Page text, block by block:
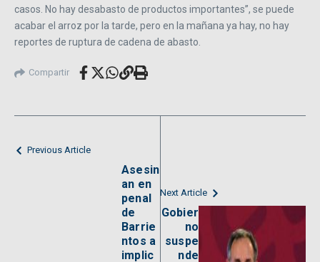
casos. No hay desabasto de productos importantes”, se puede
acabar el arroz por la tarde, pero en la mañana ya hay, no hay
reportes de ruptura de cadena de abasto.
Compartir
Previous Article
Asesin
an en
penal
de
Barrie
ntos a
implic
Next Article
Gobier
no
suspe
nde